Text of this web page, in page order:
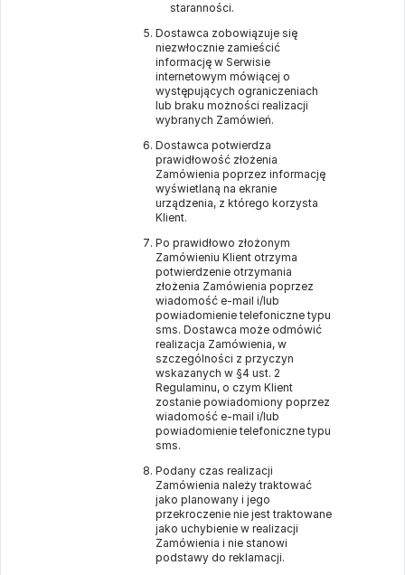
staranności.
Dostawca zobowiązuje się
niezwłocznie zamieścić
informację w Serwisie
internetowym mówiącej o
występujących ograniczeniach
lub braku możności realizacji
wybranych Zamówień.
Dostawca potwierdza
prawidłowość złożenia
Zamówienia poprzez informację
wyświetlaną na ekranie
urządzenia, z którego korzysta
Klient.
Po prawidłowo złożonym
Zamówieniu Klient otrzyma
potwierdzenie otrzymania
złożenia Zamówienia poprzez
wiadomość e-mail i/lub
powiadomienie telefoniczne typu
sms. Dostawca może odmówić
realizacja Zamówienia, w
szczególności z przyczyn
wskazanych w §4 ust. 2
Regulaminu, o czym Klient
zostanie powiadomiony poprzez
wiadomość e-mail i/lub
powiadomienie telefoniczne typu
sms.
Podany czas realizacji
Zamówienia należy traktować
jako planowany i jego
przekroczenie nie jest traktowane
jako uchybienie w realizacji
Zamówienia i nie stanowi
podstawy do reklamacji.